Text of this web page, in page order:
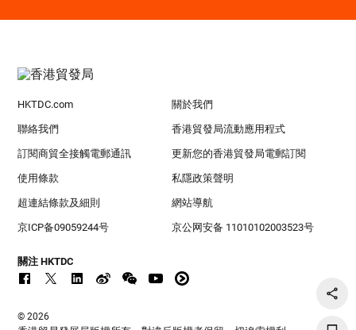
HKTDC.com 關於我們
聯絡我們 香港貿發局流動應用程式
訂閱商貿全接觸電郵通訊 更新您的香港貿發局電郵訂閱
使用條款 私隱政策聲明
超連結條款及細則 網站導航
京ICP备09059244号 京公网安备 11010102003523号
關注 HKTDC
© 2026